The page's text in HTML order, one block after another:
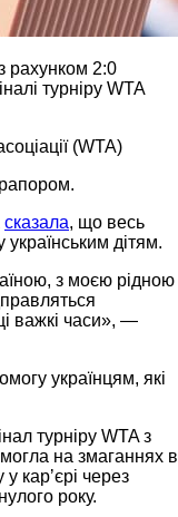
рахунком 2:0
турніру WTA
(WTA)
сказала, що весь
дітям.
з моєю рідною
важкі часи», —
українцям, які
турніру WTA з
на змаганнях в
карʼєрі через
року.